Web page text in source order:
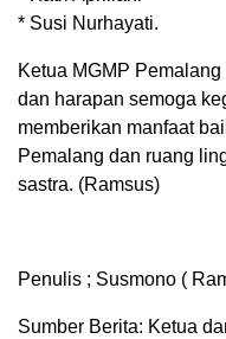
* Susi Nurhayati.
Ketua MGMP
dan harapan semoga
memberikan manfaat
Pemalang dan ruang
sastra. (Ramsus)
Penulis ; Susmono (
Sumber Berita: Ketua